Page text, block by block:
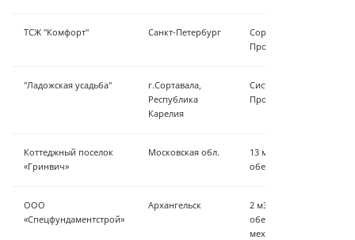
ТСЖ "Комфорт" Санкт-Петербург
Сорбционные фильтры.
Производительность
"Ладожская усадьба"
г.Сортавала,
Республика
Карелия
Системы
Производительность 8
Коттеджный поселок
«Гринвич»
Московская обл.
13 м³/ч —
обеззаражиание
ООО
«Спецфундаментстрой»
Архангельск
2 м3/ч — коагуляция,
обезжелезивание,
механическая очистка